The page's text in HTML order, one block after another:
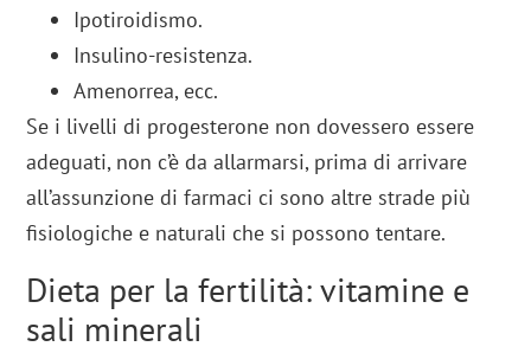
Ipotiroidismo.
Insulino-resistenza.
Amenorrea, ecc.
Se i livelli di progesterone non dovessero essere
adeguati, non c’è da allarmarsi, prima di arrivare
all’assunzione di farmaci ci sono altre strade più
fisiologiche e naturali che si possono tentare.
Dieta per la fertilità: vitamine e
sali minerali